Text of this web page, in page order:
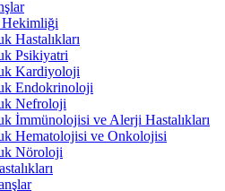
Hastalıkları
Psikiyatri
Kardiyoloji
Endokrinoloji
Nefroloji
İmmünolojisi ve Alerji Hastalıkları
Hematolojisi ve Onkolojisi
Nöroloji